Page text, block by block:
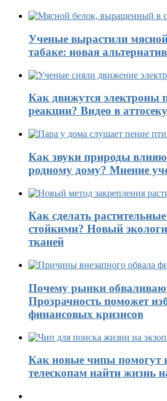
Ученые вырастили
табаке: новая
Как движутся электроны
реакции? Видео в
Как звуки природы
родному дому? Мнение
Как сделать
стойкими? Новый
тканей
Почему рынки
Прозрачность поможет
финансовых кризисов
Как новые чипы помогут
телескопам найти жизнь